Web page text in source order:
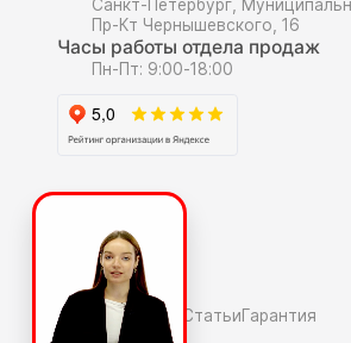
Санкт-Петербург,
Пр-Кт Чернышевского, 16
Часы работы отдела продаж
Пн-Пт: 9:00-18:00
О компаниии
О нас
Полезное
Скидки и акции СтатьиГарантия